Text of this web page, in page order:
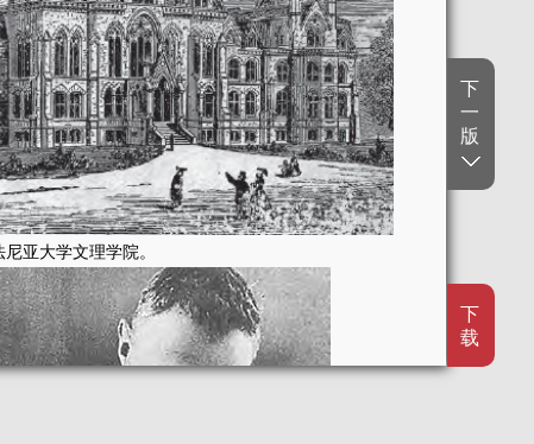
亚大学文理学院。
下
一
版
下
载